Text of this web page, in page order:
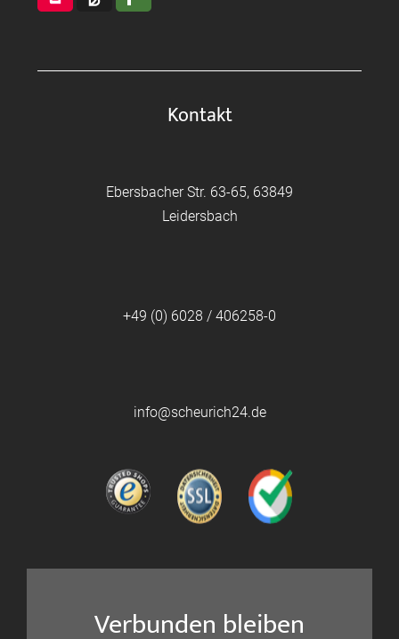
Kontakt
Ebersbacher Str. 63-65, 63849
Leidersbach
+49 (0) 6028 / 406258-0
info@scheurich24.de
Verbunden bleiben